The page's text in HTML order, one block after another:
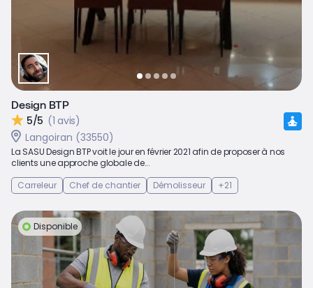
Design BTP
5/5 (1 avis)
Langoiran (33550)
La SASU Design BTP voit le jour en février 2021 afin de proposer à nos
clients une approche globale de...
Carreleur
Chef de chantier Démolisseur +21
Disponible